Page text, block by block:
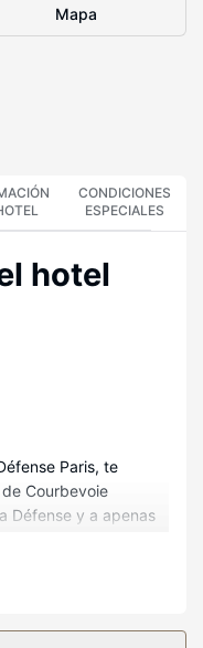
Mapa
CONDICIONES
ESPECIALES
hotel
Paris, te
Courbevoie
Défense y a apenas
Arena y a 3,8 km de